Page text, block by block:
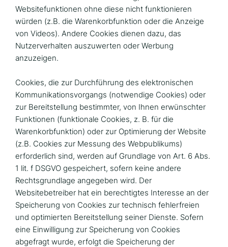
Websitefunktionen ohne diese nicht funktionieren
würden (z.B. die Warenkorbfunktion oder die Anzeige
von Videos). Andere Cookies dienen dazu, das
Nutzerverhalten auszuwerten oder Werbung
anzuzeigen.
Cookies, die zur Durchführung des elektronischen
Kommunikationsvorgangs (notwendige Cookies) oder
zur Bereitstellung bestimmter, von Ihnen erwünschter
Funktionen (funktionale Cookies, z. B. für die
Warenkorbfunktion) oder zur Optimierung der Website
(z.B. Cookies zur Messung des Webpublikums)
erforderlich sind, werden auf Grundlage von Art. 6 Abs.
1 lit. f DSGVO gespeichert, sofern keine andere
Rechtsgrundlage angegeben wird. Der
Websitebetreiber hat ein berechtigtes Interesse an der
Speicherung von Cookies zur technisch fehlerfreien
und optimierten Bereitstellung seiner Dienste. Sofern
eine Einwilligung zur Speicherung von Cookies
abgefragt wurde, erfolgt die Speicherung der